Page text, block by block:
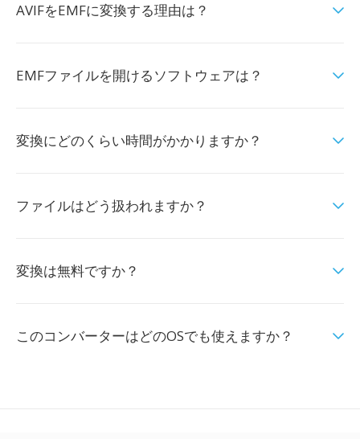
AVIFをEMFに変換する理由は？
EMFファイルを開けるソフトウェアは？
変換にどのくらい時間がかかりますか？
ファイルはどう扱われますか？
変換は無料ですか？
このコンバーターはどのOSでも使えますか？